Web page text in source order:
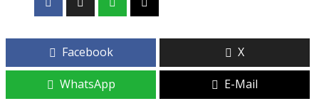
Facebook X
WhatsApp E-Mail